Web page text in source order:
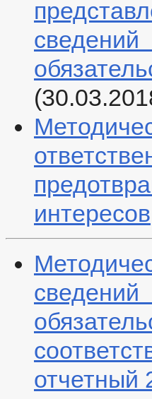
интересов
отчетный